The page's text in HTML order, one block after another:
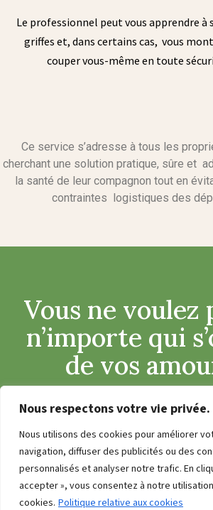
Nous respectons votre vie privée.
Nous utilisons des cookies pour améliorer
navigation, diffuser des publicités ou des
personnalisés et analyser notre trafic. En
accepter », vous consentez à notre
cookies. Politique relative aux cookies
Le professionnel peut vous apprendre à
griffes et, dans certains cas, vous
couper vous-même en toute
Ce service s’adresse à tous les
cherchant une solution pratique, sûre et
la santé de leur compagnon tout en
contraintes logistiques des
Vous ne voulez
n’importe qui
de vos
Nous sommes des techniciennes et
dévouées et fiables!